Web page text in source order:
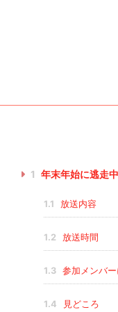
1 年末年始に逃走
1.1 放送内容
1.2 放送時間
1.3 参加メンバ
1.4 見どころ